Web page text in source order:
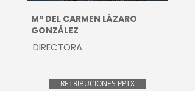
Mª DEL CARMEN LÁZARO
GONZÁLEZ
DIRECTORA
RETRIBUCIONES PPTX